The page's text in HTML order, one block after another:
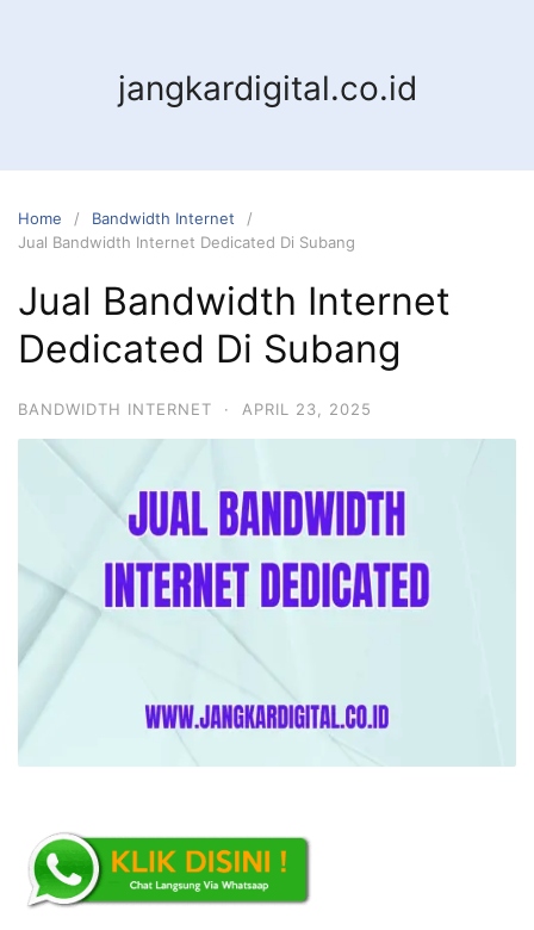
jangkardigital.co.id
Home
Bandwidth Internet
Jual Bandwidth Internet Dedicated Di Subang
Jual Bandwidth Internet
Dedicated Di Subang
BANDWIDTH INTERNET · APRIL 23, 2025